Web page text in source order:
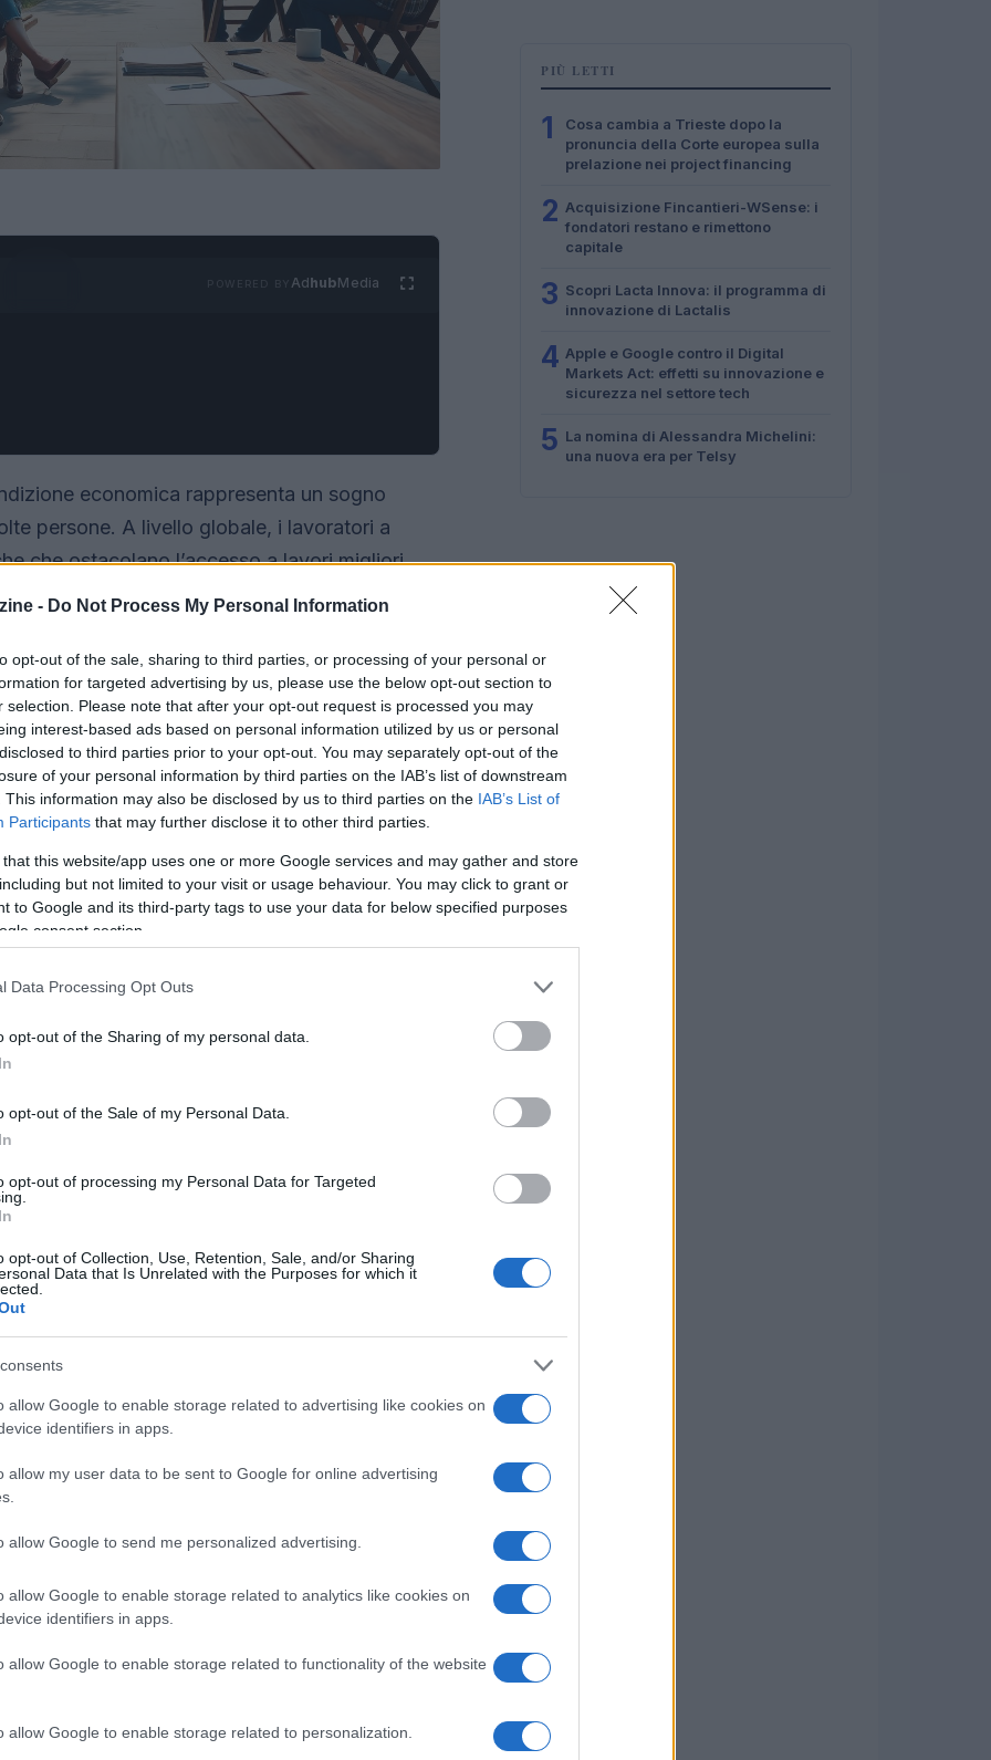
- Do Not Process My Personal Information
opt-out of the sale, sharing to third parties, or processing of your personal or
for targeted advertising by us, please use the below opt-out section to
selection. Please note that after your opt-out request is processed you may
interest-based ads based on personal information utilized by us or personal
to third parties prior to your opt-out. You may separately opt-out of the
of your personal information by third parties on the IAB’s list of downstream
This information may also be disclosed by us to third parties on the IAB’s List of
Participants that may further disclose it to other third parties.
that this website/app uses one or more Google services and may gather and store
but not limited to your visit or usage behaviour. You may click to grant or
to Google and its third-party tags to use your data for below specified purposes
consent section.
Data Processing Opt Outs
opt-out of the Sharing of my personal data.
opt-out of the Sale of my Personal Data.
opt-out of processing my Personal Data for Targeted
opt-out of Collection, Use, Retention, Sale, and/or Sharing
Data that Is Unrelated with the Purposes for which it
allow Google to enable storage related to advertising like cookies on
identifiers in apps.
allow my user data to be sent to Google for online advertising
allow Google to send me personalized advertising.
allow Google to enable storage related to analytics like cookies on
identifiers in apps.
allow Google to enable storage related to functionality of the website
allow Google to enable storage related to personalization.
AdhubMedia
economica rappresenta un sogno
persone. A livello globale, i lavoratori a
che ostacolano l’accesso a lavori migliori,
perpetuano un ciclo di povertà,
la propria situazione, nonostante i loro sforzi.
di finanziamento significativa per
che potrebbero contribuire a migliorare
di 4 milioni di dollari
a disposizione un totale di4 milioni di dollari
per favorire l’accesso a opportunità
idee creative e innovative che possano
economico dei lavoratori a basso
come l’uso dell’AI possa apportare
migliorando la loro capacità di accedere
adeguati.
i gruppi di ricerca sono invitati a presentare
di proposte che possano spaziare da soluzioni
che integrino l’AI nel processo di
che i candidati dimostrino come le loro
esistenti e offrire supporto a chi ne ha
PIÙ LETTI
1
Cosa cambia a Trieste dopo la
pronuncia della Corte europea sulla
prelazione nei project financing
2 Acquisizione Fincantieri-WSense: i
fondatori restano e rimettono
capitale
3 Scopri Lacta Innova: il programma di
innovazione di Lactalis
4 Apple e Google contro il Digital
Markets Act: effetti su innovazione e
sicurezza nel settore tech
5 La nomina di Alessandra Michelini:
una nuova era per Telsy